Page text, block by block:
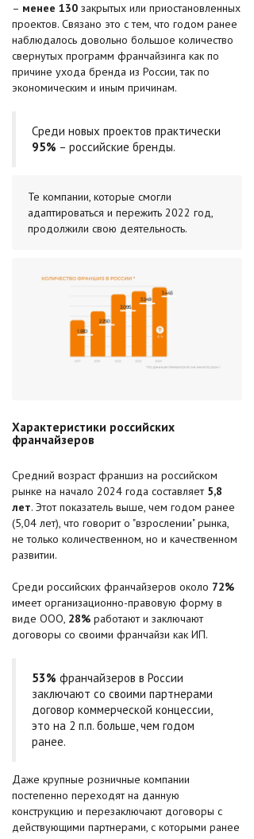
– менее 130 закрытых или приостановленных
проектов. Связано это с тем, что годом ранее
наблюдалось довольно большое количество
свернутых программ франчайзинга как по
причине ухода бренда из России, так по
экономическим и иным причинам.
Среди новых проектов практически
95% – российские бренды.
Те компании, которые смогли
адаптироваться и пережить 2022 год,
продолжили свою деятельность.
Характеристики российских
франчайзеров
Средний возраст франшиз на российском
рынке на начало 2024 года составляет 5,8
лет. Этот показатель выше, чем годом ранее
(5,04 лет), что говорит о "взрослении" рынка,
не только количественном, но и качественном
развитии.
Среди российских франчайзеров около 72%
имеет организационно-правовую форму в
виде ООО, 28% работают и заключают
договоры со своими франчайзи как ИП.
53% франчайзеров в России
заключают со своими партнерами
договор коммерческой концессии,
это на 2 п.п. больше, чем годом
ранее.
Даже крупные розничные компании
постепенно переходят на данную
конструкцию и перезаключают договоры с
действующими партнерами, с которыми ранее